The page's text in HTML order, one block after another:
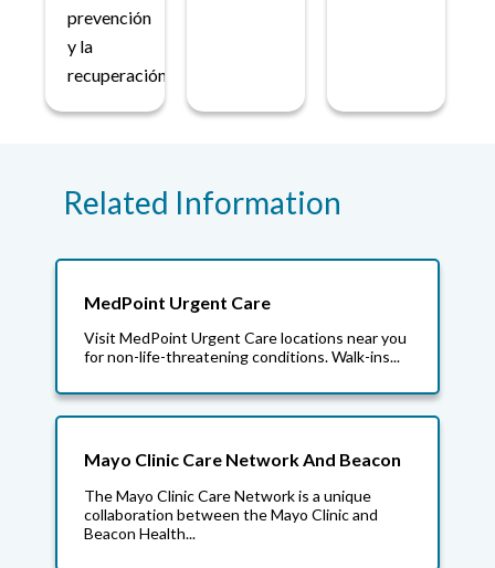
prevención
y la
recuperación.
Related Information
MedPoint Urgent Care
Visit MedPoint Urgent Care locations near you
for non-life-threatening conditions. Walk-ins...
Mayo Clinic Care Network And Beacon
The Mayo Clinic Care Network is a unique
collaboration between the Mayo Clinic and
Beacon Health...